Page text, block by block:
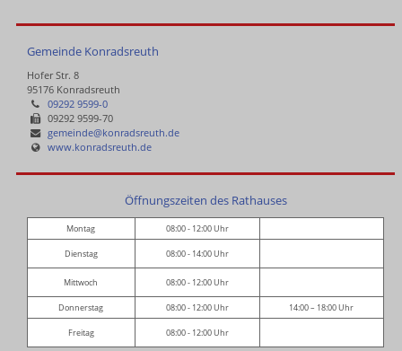
Gemeinde Konradsreuth
Hofer Str. 8
95176 Konradsreuth
09292 9599-0
09292 9599-70
gemeinde@konradsreuth.de
www.konradsreuth.de
Öffnungszeiten des Rathauses
Montag 08:00 - 12:00 Uhr
Dienstag 08:00 - 14:00 Uhr
Mittwoch 08:00 - 12:00 Uhr
Donnerstag 08:00 - 12:00 Uhr 14:00 – 18:00 Uhr
Freitag 08:00 - 12:00 Uhr